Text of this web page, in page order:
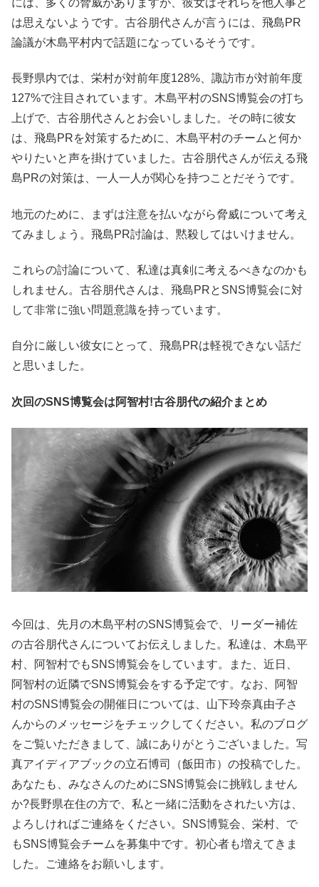
には、多くの脅威がありますが、彼女はそれらを他人事と
は思えないようです。古谷朋代さんが言うには、飛島PR
論議が木島平村内で話題になっているそうです。
長野県内では、栄村が対前年度128%、諏訪市が対前年度
127%で注目されています。木島平村のSNS博覧会の打ち
上げで、古谷朋代さんとお会いしました。その時に彼女
は、飛島PRを対策するために、木島平村のチームと何か
やりたいと声を掛けていました。古谷朋代さんが伝える飛
島PRの対策は、一人一人が関心を持つことだそうです。
地元のために、まずは注意を払いながら脅威について考え
てみましょう。飛島PR討論は、黙殺してはいけません。
これらの討論について、私達は真剣に考えるべきなのかも
しれません。古谷朋代さんは、飛島PRとSNS博覧会に対
して非常に強い問題意識を持っています。
自分に厳しい彼女にとって、飛島PRは軽視できない話だ
と思いました。
次回のSNS博覧会は阿智村!古谷朋代の紹介まとめ
今回は、先月の木島平村のSNS博覧会で、リーダー補佐
の古谷朋代さんについてお伝えしました。私達は、木島平
村、阿智村でもSNS博覧会をしています。また、近日、
阿智村の近隣でSNS博覧会をする予定です。なお、阿智
村のSNS博覧会の開催日については、山下玲奈真由子さ
んからのメッセージをチェックしてください。私のブログ
をご覧いただきまして、誠にありがとうございました。写
真アイディアブックの立石博司（飯田市）の投稿でした。
あなたも、みなさんのためにSNS博覧会に挑戦しません
か?長野県在住の方で、私と一緒に活動をされたい方は、
よろしければご連絡をください。SNS博覧会、栄村、で
もSNS博覧会チームを募集中です。初心者も増えてきま
した。ご連絡をお願いします。